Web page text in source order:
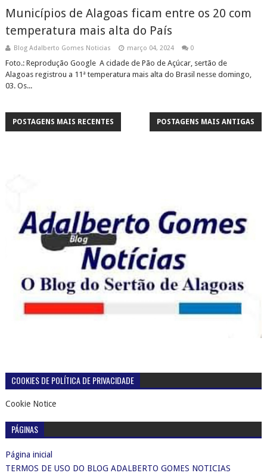
Municípios de Alagoas ficam entre os 20 com
temperatura mais alta do País
Blog Adalberto Gomes Noticias março 04, 2024 0
Foto.: Reprodução Google A cidade de Pão de Açúcar, sertão de
Alagoas registrou a 11ª temperatura mais alta do Brasil nesse domingo,
03. Os...
POSTAGENS MAIS RECENTES POSTAGENS MAIS ANTIGAS
COOKIES DE POLÍTICA DE PRIVACIDADE
Cookie Notice
PÁGINAS
Página inicial
TERMOS DE USO DO BLOG ADALBERTO GOMES NOTICIAS